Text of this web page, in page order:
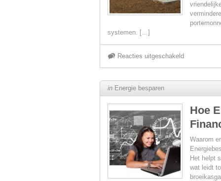
systemen. […]
Reacties uitgeschakeldvoor
airco:
Een
stap
in Energie besparen
Hoe
Waarom
Het helpt
wat leidt